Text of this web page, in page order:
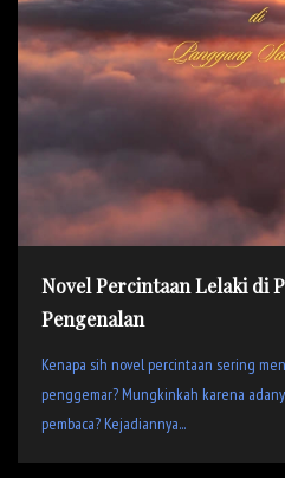
Novel Percintaan Lelaki di
Pengenalan
Kenapa sih novel percintaan sering
penggemar? Mungkinkah karena
pembaca? Kejadiannya...